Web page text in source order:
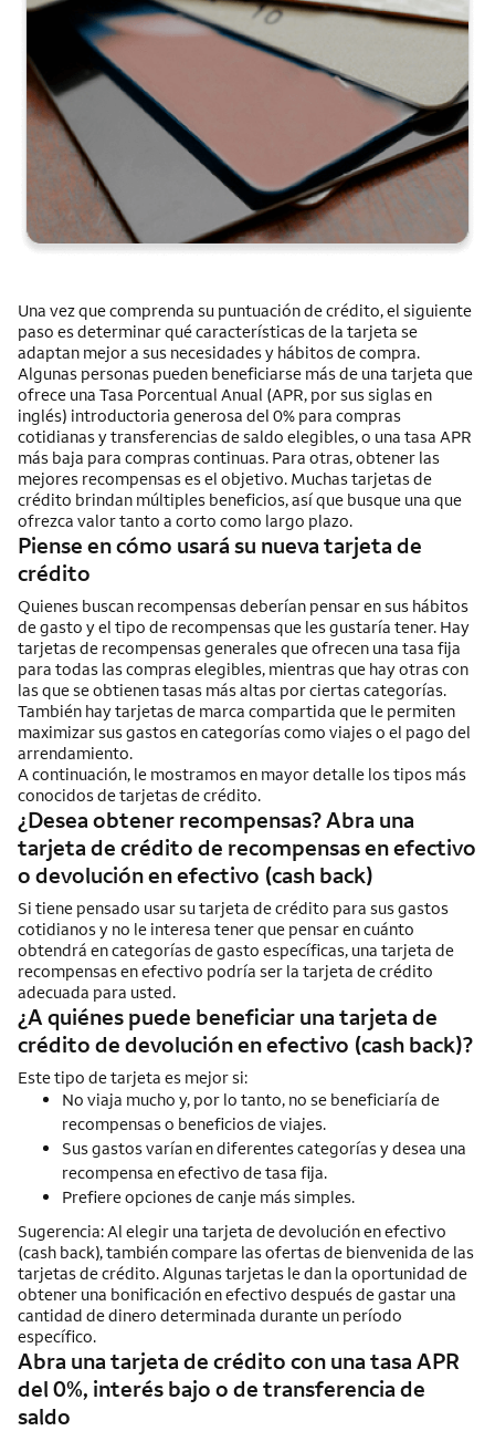
Una vez que comprenda su puntuación de crédito, el siguiente
paso es determinar qué características de la tarjeta se
adaptan mejor a sus necesidades y hábitos de compra.
Algunas personas pueden beneficiarse más de una tarjeta que
ofrece una Tasa Porcentual Anual (APR, por sus siglas en
inglés) introductoria generosa del 0% para compras
cotidianas y transferencias de saldo elegibles, o una tasa APR
más baja para compras continuas. Para otras, obtener las
mejores recompensas es el objetivo. Muchas tarjetas de
crédito brindan múltiples beneficios, así que busque una que
ofrezca valor tanto a corto como largo plazo.
Piense en cómo usará su nueva tarjeta de
crédito
Quienes buscan recompensas deberían pensar en sus hábitos
de gasto y el tipo de recompensas que les gustaría tener. Hay
tarjetas de recompensas generales que ofrecen una tasa fija
para todas las compras elegibles, mientras que hay otras con
las que se obtienen tasas más altas por ciertas categorías.
También hay tarjetas de marca compartida que le permiten
maximizar sus gastos en categorías como viajes o el pago del
arrendamiento.
A continuación, le mostramos en mayor detalle los tipos más
conocidos de tarjetas de crédito.
¿Desea obtener recompensas? Abra una
tarjeta de crédito de recompensas en efectivo
o devolución en efectivo (cash back)
Si tiene pensado usar su tarjeta de crédito para sus gastos
cotidianos y no le interesa tener que pensar en cuánto
obtendrá en categorías de gasto específicas, una tarjeta de
recompensas en efectivo podría ser la tarjeta de crédito
adecuada para usted.
¿A quiénes puede beneficiar una tarjeta de
crédito de devolución en efectivo (cash back)?
Este tipo de tarjeta es mejor si:
No viaja mucho y, por lo tanto, no se beneficiaría de
recompensas o beneficios de viajes.
Sus gastos varían en diferentes categorías y desea una
recompensa en efectivo de tasa fija.
Prefiere opciones de canje más simples.
Sugerencia: Al elegir una tarjeta de devolución en efectivo
(cash back), también compare las ofertas de bienvenida de las
tarjetas de crédito. Algunas tarjetas le dan la oportunidad de
obtener una bonificación en efectivo después de gastar una
cantidad de dinero determinada durante un período
específico.
Abra una tarjeta de crédito con una tasa APR
del 0%, interés bajo o de transferencia de
saldo